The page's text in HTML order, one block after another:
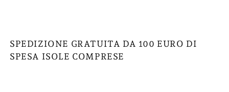
SPEDIZIONE GRATUITA DA 100 EURO DI
SPESA ISOLE COMPRESE